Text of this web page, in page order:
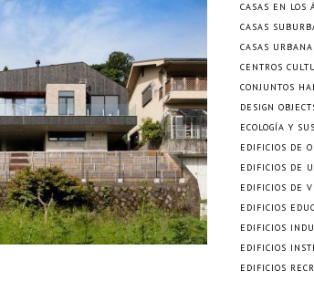
CASAS EN LOS
CASAS
CASAS
CENTROS
CONJUNTOS
DESIGN
ECOLOGÍA Y
EDIFICIOS DE
EDIFICIOS DE
EDIFICIOS DE
EDIFICIOS
EDIFICIOS
EDIFICIOS
EDIFICIOS